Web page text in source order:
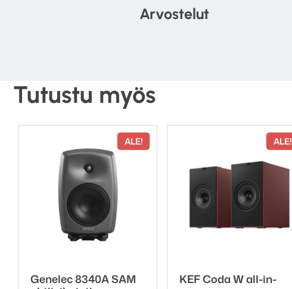
Arvostelut
Tutustu myös
ALE!
Genelec 8340A SAM
ALE!
KEF Coda W all-in-